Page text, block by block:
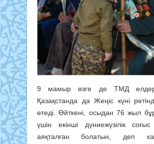
9 мамыр өзге де ТМД
Қазақстанда да Жеңіс күні
өтеді. Өйткені, осыдан 76 жыл
үшін екінші дүниежүзілік
аяқталған болатын, деп